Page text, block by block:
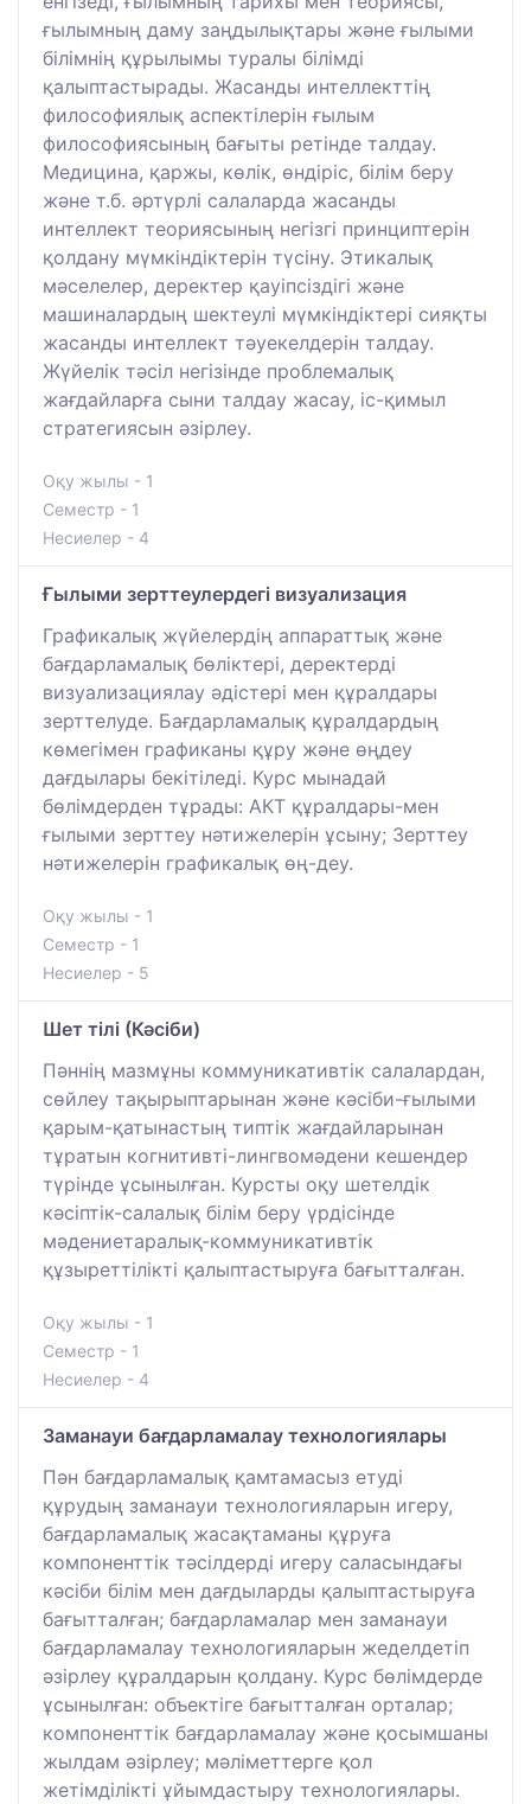
ғылымның даму заңдылықтары және ғылыми
білімнің құрылымы туралы білімді
қалыптастырады. Жасанды интеллекттің
философиялық аспектілерін ғылым
философиясының бағыты ретінде талдау.
Медицина, қаржы, көлік, өндіріс, білім беру
және т.б. әртүрлі салаларда жасанды
интеллект теориясының негізгі принциптерін
қолдану мүмкіндіктерін түсіну. Этикалық
мәселелер, деректер қауіпсіздігі және
машиналардың шектеулі мүмкіндіктері сияқты
жасанды интеллект тәуекелдерін талдау.
Жүйелік тәсіл негізінде проблемалық
жағдайларға сыни талдау жасау, іс-қимыл
стратегиясын әзірлеу.
Оқу жылы - 1
Семестр - 1
Несиелер - 4
Ғылыми зерттеулердегі визуализация
Графикалық жүйелердің аппараттық және
бағдарламалық бөліктері, деректерді
визуализациялау әдістері мен құралдары
зерттелуде. Бағдарламалық құралдардың
көмегімен графиканы құру және өңдеу
дағдылары бекітіледі. Курс мынадай
бөлімдерден тұрады: АКТ құралдары-мен
ғылыми зерттеу нәтижелерін ұсыну; Зерттеу
нәтижелерін графикалық өң-деу.
Оқу жылы - 1
Семестр - 1
Несиелер - 5
Шет тілі (Кәсіби)
Пәннің мазмұны коммуникативтік салалардан,
сөйлеу тақырыптарынан және кәсіби-ғылыми
қарым-қатынастың типтік жағдайларынан
тұратын когнитивті-лингвомәдени кешендер
түрінде ұсынылған. Курсты оқу шетелдік
кәсіптік-салалық білім беру үрдісінде
мәдениетаралық-коммуникативтік
құзыреттілікті қалыптастыруға бағытталған.
Оқу жылы - 1
Семестр - 1
Несиелер - 4
Заманауи бағдарламалау технологиялары
Пән бағдарламалық қамтамасыз етуді
құрудың заманауи технологияларын игеру,
бағдарламалық жасақтаманы құруға
компоненттік тәсілдерді игеру саласындағы
кәсіби білім мен дағдыларды қалыптастыруға
бағытталған; бағдарламалар мен заманауи
бағдарламалау технологияларын жеделдетіп
әзірлеу құралдарын қолдану. Курс бөлімдерде
ұсынылған: объектіге бағытталған орталар;
компоненттік бағдарламалау және қосымшаны
жылдам әзірлеу; мәліметтерге қол
жетімділікті ұйымдастыру технологиялары.